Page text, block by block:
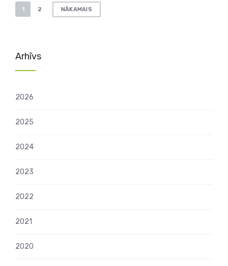
Ziņu
lappusēm
1 2 NĀKAMAIS
Arhīvs
2026
2025
2024
2023
2022
2021
2020